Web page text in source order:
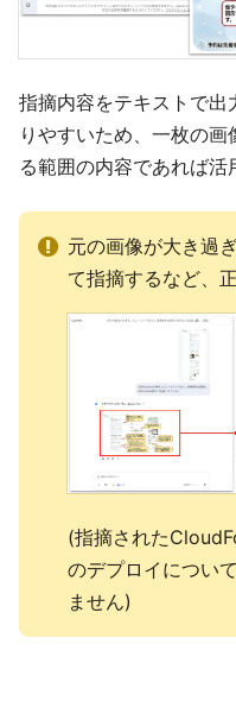
指摘内容をテキストで
りやすいため、一枚の
る範囲の内容であれば活
元の画像が大き過
て指摘するなど、
(指摘された
のデプロイについ
ません)